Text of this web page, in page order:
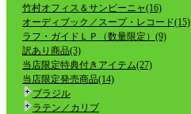
竹村オフィス＆サンビーニャ(16)
オーディブック／スープ・レコード(15)
ラフ・ガイドＬＰ（数量限定）(9)
訳あり商品(3)
当店限定特典付きアイテム(27)
当店限定発売商品(14)
ブラジル
ラテン／カリブ